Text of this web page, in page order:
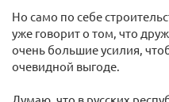
Но само по себе
уже говорит о том, что
очень большие усилия,
очевидной выгоде.